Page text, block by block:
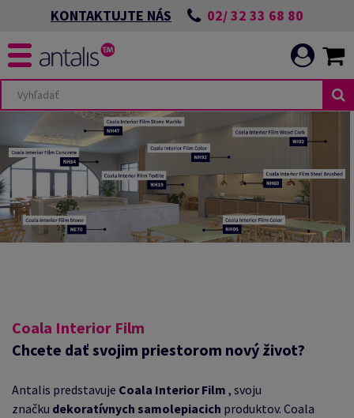
KONTAKTUJTE NÁS 02/ 32 33 68 80
Coala Interior Film
Chcete dať svojim priestorom nový život?
Antalis predstavuje Coala Interior Film , svoju
značku dekoratívnych samolepiacich produktov. Coala